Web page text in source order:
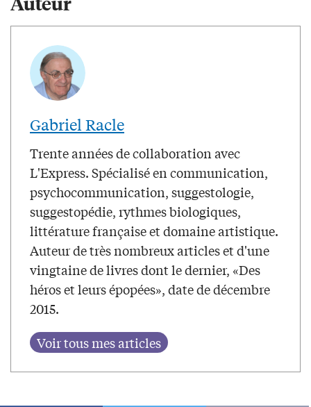
Gabriel Racle
Trente années de collaboration avec
L'Express. Spécialisé en communication,
psychocommunication, suggestologie,
suggestopédie, rythmes biologiques,
littérature française et domaine artistique.
Auteur de très nombreux articles et d'une
vingtaine de livres dont le dernier, «Des
héros et leurs épopées», date de décembre
2015.